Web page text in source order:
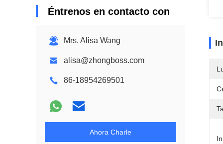
Éntrenos en contacto con
Mrs. Alisa Wang
alisa@zhongboss.com
86-18954269501
Ahora Charle